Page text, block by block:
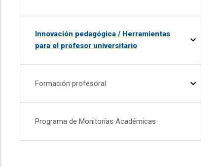
Innovación pedagógica / Herramientas
para el profesor universitario
Formación profesoral
Programa de Monitorías Académicas